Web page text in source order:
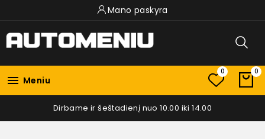
Mano paskyra
 Meniu
0 0
Dirbame ir šeštadienį nuo 10.00 iki 14.00